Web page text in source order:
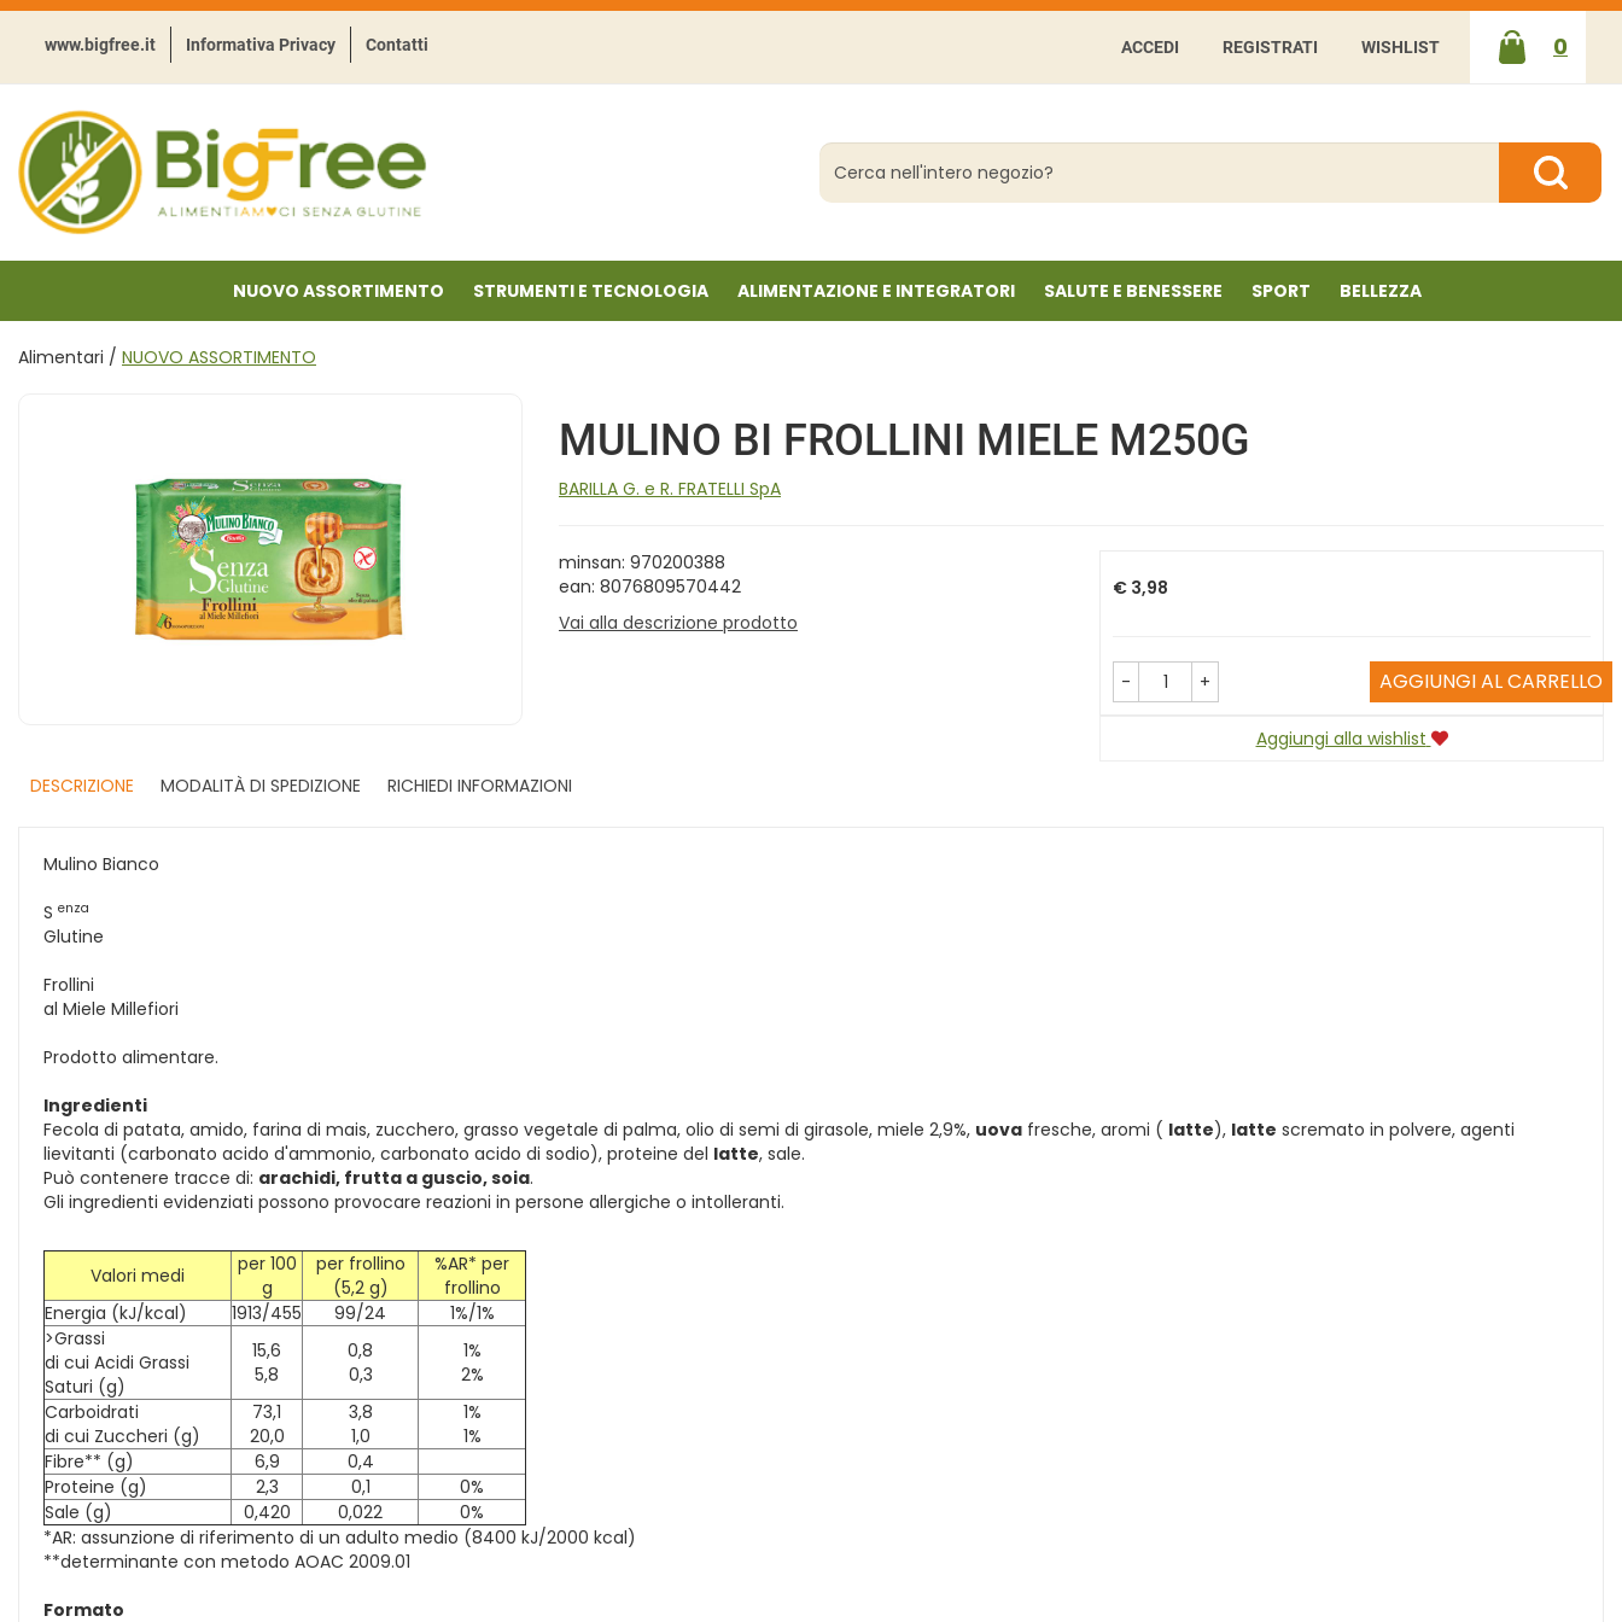
Passa
principale
www.bigfree.it Informativa Privacy Contatti ACCEDI REGISTRATI WISHLIST 0
ARTICOLI
INSERITI
BigFree
-
Punto
celiachia
Cerca
Prodotto
Cerca
NUOVO ASSORTIMENTO STRUMENTI E TECNOLOGIA ALIMENTAZIONE E INTEGRATORI SALUTE E BENESSERE SPORT BELLEZZA
Alimentari / NUOVO ASSORTIMENTO
MULINO BI FROLLINI MIELE M250G
BARILLA G. e R. FRATELLI SpA
minsan: 970200388
ean: 8076809570442
Vai alla descrizione prodotto
Prezzo
€ 3,98
- + AGGIUNGI AL CARRELLO
Aggiungi alla wishlist
DESCRIZIONE
MODALITÀ DI SPEDIZIONE RICHIEDI INFORMAZIONI
Mulino Bianco
S enza
Glutine
Frollini
al Miele Millefiori
Prodotto alimentare.
Ingredienti
Fecola di patata, amido, farina di mais, zucchero, grasso vegetale di palma, olio di semi di girasole, miele 2,9%, uova fresche, aromi ( latte), latte scremato in polvere, agenti
lievitanti (carbonato acido d'ammonio, carbonato acido di sodio), proteine del latte, sale.
Può contenere tracce di: arachidi, frutta a guscio, soia.
Gli ingredienti evidenziati possono provocare reazioni in persone allergiche o intolleranti.
Valori medi
per 100
g
per frollino
(5,2 g)
%AR* per
frollino
Energia (kJ/kcal)
1913/455 99/24
1%/1%
>Grassi
di cui Acidi Grassi
Saturi (g)
15,6
5,8
0,8
0,3
1%
2%
Carboidrati
di cui Zuccheri (g)
73,1
20,0
3,8
1,0
1%
1%
Fibre** (g)
6,9
0,4
Proteine (g)
2,3 0,1
0%
Sale (g)
0,420 0,022
0%
*AR: assunzione di riferimento di un adulto medio (8400 kJ/2000 kcal)
**determinante con metodo AOAC 2009.01
Formato